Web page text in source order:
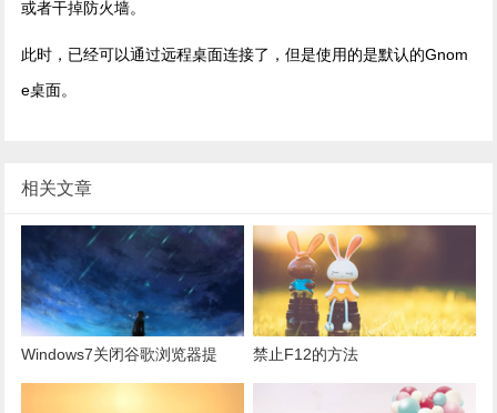
或者干掉防火墙。
此时，已经可以通过远程桌面连接了，但是使用的是默认的Gnom
e桌面。
相关文章
Windows7关闭谷歌浏览器提
禁止F12的方法